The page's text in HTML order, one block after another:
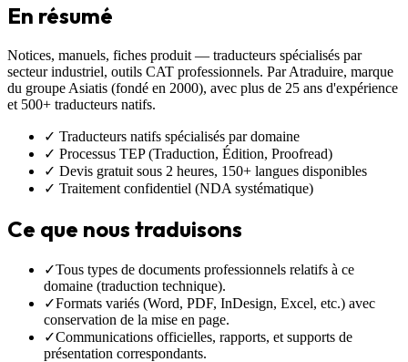
En résumé
Notices, manuels, fiches produit — traducteurs spécialisés par
secteur industriel, outils CAT professionnels. Par Atraduire, marque
du groupe Asiatis (fondé en 2000), avec plus de 25 ans d'expérience
et 500+ traducteurs natifs.
✓ Traducteurs natifs spécialisés par domaine
✓ Processus TEP (Traduction, Édition, Proofread)
✓ Devis gratuit sous 2 heures, 150+ langues disponibles
✓ Traitement confidentiel (NDA systématique)
Ce que nous traduisons
✓Tous types de documents professionnels relatifs à ce
domaine (traduction technique).
✓Formats variés (Word, PDF, InDesign, Excel, etc.) avec
conservation de la mise en page.
✓Communications officielles, rapports, et supports de
présentation correspondants.